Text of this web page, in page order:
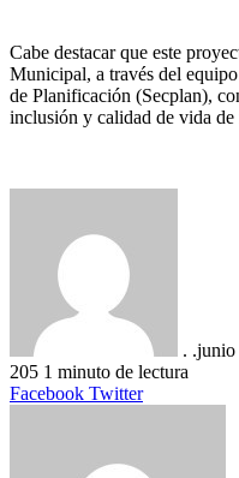
Cabe destacar que este
Municipal, a través del
de Planificación (Secplan),
inclusión y calidad de vida de
. .junio
205 1 minuto de lectura
Facebook TwitterLinkedIn
Tumblr
Pinterest
Reddit
VKontakte
Compartir
Imprimir